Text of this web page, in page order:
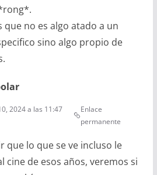
que no es algo atado a un
sino algo propio de
2024 a las 11:47
Enlace
permanente
que lo que se ve incluso le
cine de esos años, veremos si